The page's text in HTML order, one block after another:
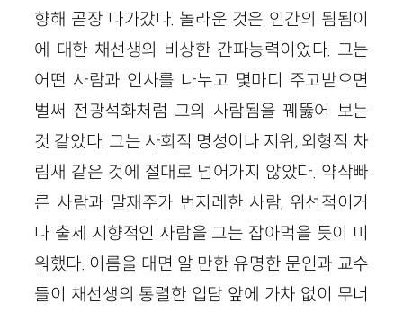
향해 곧장 다가갔다. 놀라운 것은 인간의 됨됨이
에 대한 채선생의 비상한 간파능력이었다. 그는
어떤 사람과 인사를 나누고 몇마디 주고받으면
벌써 전광석화처럼 그의 사람됨을 꿰뚫어 보는
것 같았다. 그는 사회적 명성이나 지위, 외형적 차
림새 같은 것에 절대로 넘어가지 않았다. 약삭빠
른 사람과 말재주가 번지레한 사람, 위선적이거
나 출세 지향적인 사람을 그는 잡아먹을 듯이 미
워했다. 이름을 대면 알 만한 유명한 문인과 교수
들이 채선생의 통렬한 입담 앞에 가차 없이 무너